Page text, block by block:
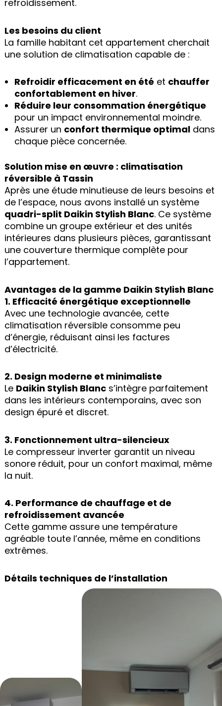
refroidissement.
Les besoins du client
La famille habitant cet appartement cherchait
une solution de climatisation capable de :
Refroidir efficacement en été et chauffer
confortablement en hiver.
Réduire leur consommation énergétique
pour un impact environnemental moindre.
Assurer un confort thermique optimaldans
chaque pièce concernée.
Solution mise en œuvre : climatisation
réversible à Tassin
Après une étude minutieuse de leurs besoins et
de l’espace, nous avons installé un système
quadri-split Daikin Stylish Blanc. Ce système
combine un groupe extérieur et des unités
intérieures dans plusieurs pièces, garantissant
une couverture thermique complète pour
l’appartement.
Avantages de la gamme Daikin Stylish Blanc
1. Efficacité énergétique exceptionnelle
Avec une technologie avancée, cette
climatisation réversible consomme peu
d’énergie, réduisant ainsi les factures
d’électricité.
2. Design moderne et minimaliste
Le Daikin Stylish Blancs’intègre parfaitement
dans les intérieurs contemporains, avec son
design épuré et discret.
3. Fonctionnement ultra-silencieux
Le compresseur inverter garantit un niveau
sonore réduit, pour un confort maximal, même
la nuit.
4. Performance de chauffage et de
refroidissement avancée
Cette gamme assure une température
agréable toute l’année, même en conditions
extrêmes.
Détails techniques de l’installation